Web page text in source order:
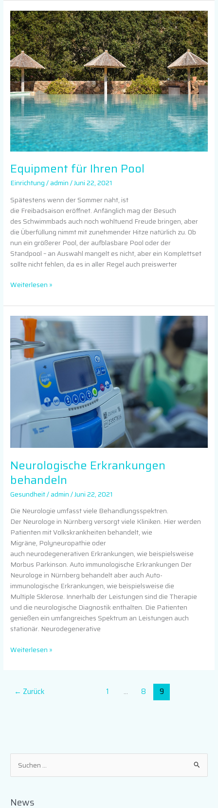
Equipment für Ihren Pool
Einrichtung/admin/Juni 22, 2021
Spätestens wenn der Sommer naht, ist
die Freibadsaison eröffnet. Anfänglich mag der Besuch
des Schwimmbads auch noch wohltuend Freude bringen, aber
die Überfüllung nimmt mit zunehmender Hitze natürlich zu. Ob
nun ein größerer Pool, der aufblasbare Pool oder der
Standpool – an Auswahl mangelt es nicht, aber ein Komplettset
sollte nicht fehlen, da es in aller Regel auch preiswerter
Equipment
für
Ihren
Pool
Weiterlesen »
Neurologische Erkrankungen
behandeln
Gesundheit/admin/Juni 22, 2021
Die Neurologie umfasst viele Behandlungsspektren.
Der Neurologe in Nürnberg versorgt viele Kliniken. Hier werden
Patienten mit Volkskrankheiten behandelt, wie
Migräne, Polyneuropathie oder
auch neurodegenerativen Erkrankungen, wie beispielsweise
Morbus Parkinson. Auto immunologische Erkrankungen Der
Neurologe in Nürnberg behandelt aber auch Auto-
immunologische Erkrankungen, wie beispielsweise die
Multiple Sklerose. Innerhalb der Leistungen sind die Therapie
und die neurologische Diagnostik enthalten. Die Patienten
genießen ein umfangreiches Spektrum an Leistungen auch
stationär. Neurodegenerative
Neurologische
Erkrankungen
behandeln
Weiterlesen »
← Zurück 1 … 8 9
u
h
News